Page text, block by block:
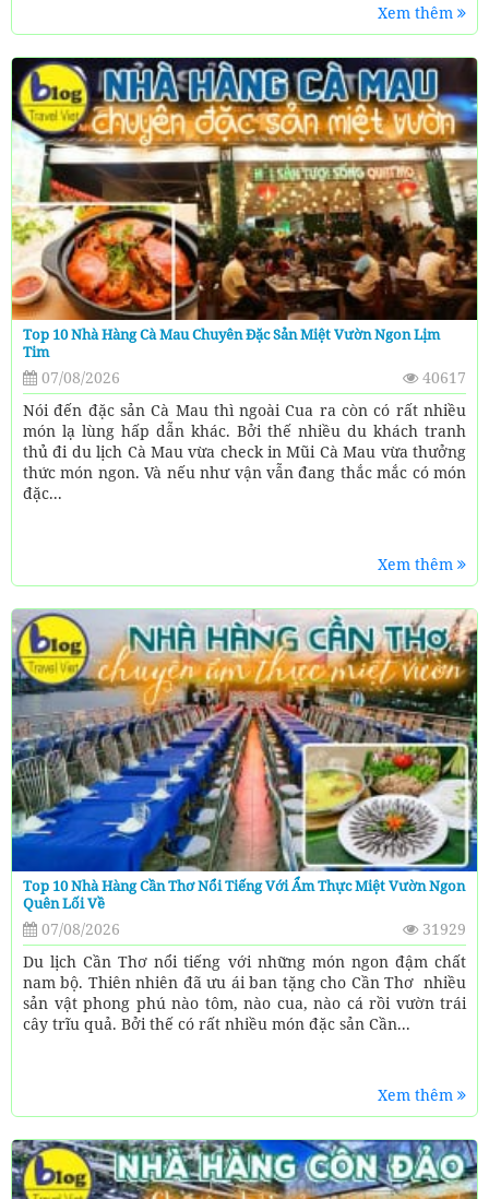
Xem thêm
Top 10 Nhà Hàng Cà Mau Chuyên Đặc Sản Miệt Vườn Ngon Lịm
Tim
07/08/2026
40617
Nói đến đặc sản Cà Mau thì ngoài Cua ra còn có rất nhiều
món lạ lùng hấp dẫn khác. Bởi thế nhiều du khách tranh
thủ đi du lịch Cà Mau vừa check in Mũi Cà Mau vừa thưởng
thức món ngon. Và nếu như vận vẫn đang thắc mắc có món
đặc...
Xem thêm
Top 10 Nhà Hàng Cần Thơ Nổi Tiếng Với Ẩm Thực Miệt Vườn Ngon
Quên Lối Về
07/08/2026
31929
Du lịch Cần Thơ nổi tiếng với những món ngon đậm chất
nam bộ. Thiên nhiên đã ưu ái ban tặng cho Cần Thơ nhiều
sản vật phong phú nào tôm, nào cua, nào cá rồi vườn trái
cây trĩu quả. Bởi thế có rất nhiều món đặc sản Cần...
Xem thêm